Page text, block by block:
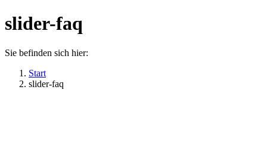
slider-faq
Sie befinden sich hier:
Start
slider-faq